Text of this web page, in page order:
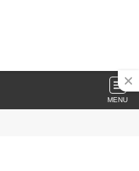
MENU